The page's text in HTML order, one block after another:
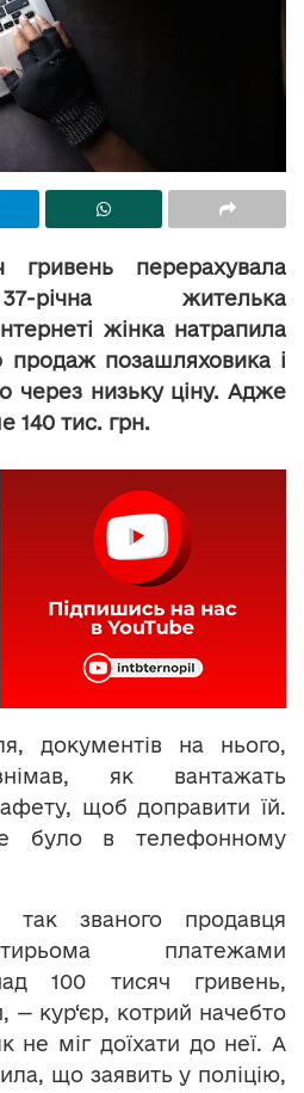
гривень перерахувала
річна жителька
жінка натрапила
позашляховика і
через низьку ціну. Адже
140 тис. грн.
документів на нього,
як вантажать
щоб доправити їй.
було в телефонному
званого продавця
платежами
100 тисяч гривень,
— кур‘єр, котрий начебто
не міг доїхати до неї. А
що заявить у поліцію,